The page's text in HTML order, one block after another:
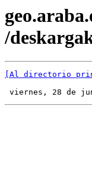
/
[Al directorio
viernes, 28 de